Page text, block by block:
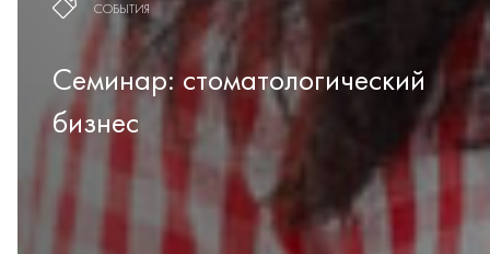
СОБЫТИЯ
Семинар: стоматологический
бизнес